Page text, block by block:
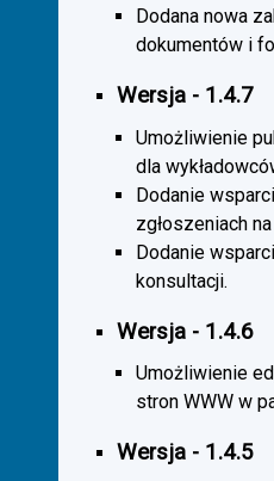
Dodana nowa
dokumentów i
Wersja - 1.4.7
Umożliwienie
dla
Dodanie
zgłoszeniach
Dodanie
konsultacji.
Wersja - 1.4.6
Umożliwienie
stron WWW w
Wersja - 1.4.5